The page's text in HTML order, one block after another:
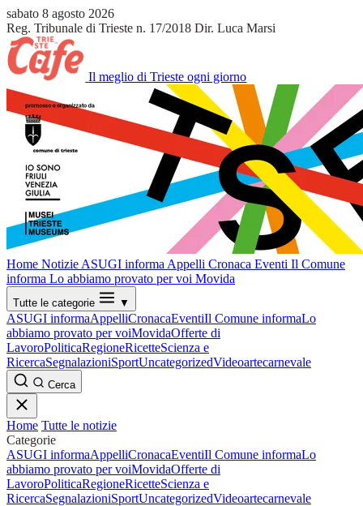
sabato 8 agosto 2026
Reg. Tribunale di Trieste n. 17/2018 Dir. Luca Marsi
Il meglio di Trieste ogni giorno
Home Notizie ASUGI informa Appelli Cronaca Eventi Il Comune
informa Lo abbiamo provato per voi Movida
Tutte le categorie ▼
ASUGI informaAppelliCronacaEventiIl Comune informaLo
abbiamo provato per voiMovidaOfferte di
LavoroPoliticaRegioneRicetteScienza e
RicercaSegnalazioniSportUncategorizedVideoartecarnevale
Cerca
Home Tutte le notizie
Categorie
ASUGI informaAppelliCronacaEventiIl Comune informaLo
abbiamo provato per voiMovidaOfferte di
LavoroPoliticaRegioneRicetteScienza e
RicercaSegnalazioniSportUncategorizedVideoartecarnevale